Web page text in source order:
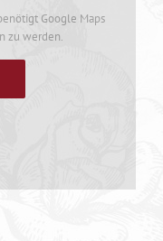
Google Maps
zu werden.